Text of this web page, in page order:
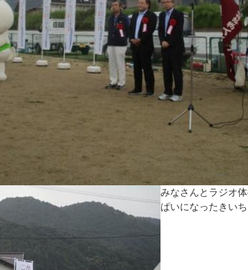
みなさんとラジオ
ぱいになったきい